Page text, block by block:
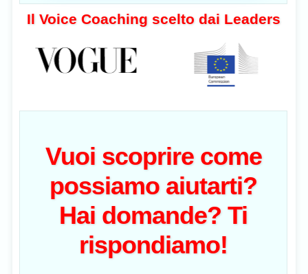
Il Voice Coaching scelto dai Leaders
Vuoi scoprire come
possiamo aiutarti?
Hai domande? Ti
rispondiamo!